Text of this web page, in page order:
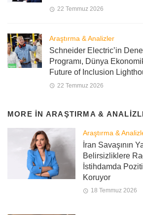
22 Temmuz 2026
Araştırma & Analizler
Schneider Electric’in
Programı, Dünya
Future of Inclusion
22 Temmuz 2026
MORE IN ARAŞTIRMA &
Araştırma &
İran Savaşının
Belirsizliklere
İstihdamda
Koruyor
18 Temmuz 2026